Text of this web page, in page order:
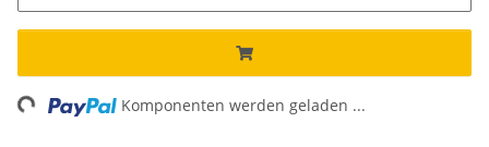
Komponenten werden geladen ...